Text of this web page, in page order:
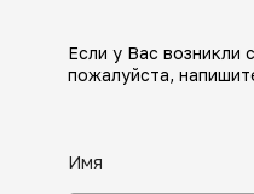
Если у Вас
пожалуйста,
Имя